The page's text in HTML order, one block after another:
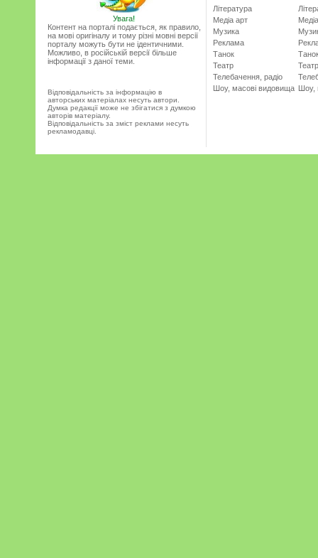
Увага!
Контент на порталі подається, як правило,
на мові оригіналу и тому різні мовні версії
порталу можуть бути не ідентичними.
Можливо, в російській версії більше
інформації з даної теми.
Відповідальність за інформацію в
авторських матеріалах несуть автори.
Думка редакції може не збігатися з думкою
авторів матеріалу.
Відповідальність за зміст реклами несуть
рекламодавці.
Література
Медіа арт
Музика
Реклама
Танок
Театр
Телебачення, радіо
Шоу, масові видовища
Театр
Шоу,